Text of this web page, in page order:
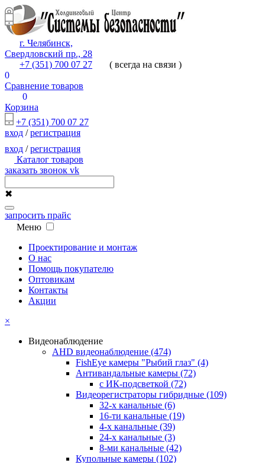
г. Челябинск,
Свердловский пр., 28
+7 (351) 700 07 27
( всегда на связи )
0
Сравнение товаров
0
Корзина
+7 (351) 700 07 27
вход /регистрация
вход /регистрация
Каталог товаров
заказать звонок vk
✖
запросить прайс
Меню
Проектирование и монтаж
О нас
Помощь покупателю
Оптовикам
Контакты
Акции
×
Видеонаблюдение
AHD видеонаблюдение (474)
FishEye камеры "Рыбий глаз" (4)
Антивандальные камеры (72)
с ИК-подсветкой (72)
Видеорегистраторы гибридные (109)
32-х канальные (6)
16-ти канальные (19)
4-х канальные (39)
24-х канальные (3)
8-ми канальные (42)
Купольные камеры (102)